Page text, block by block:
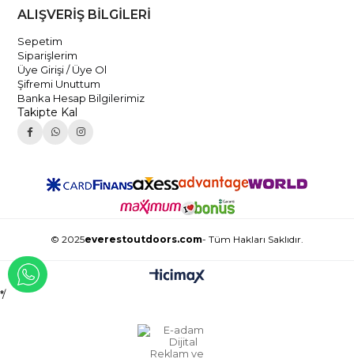
ALIŞVERİŞ BİLGİLERİ
Sepetim
Siparişlerim
Üye Girişi / Üye Ol
Şifremi Unuttum
Banka Hesap Bilgilerimiz
Takipte Kal
© 2025everestoutdoors.com- Tüm Hakları Saklıdır.
*/
WHATSAPP İLE İLETİŞİME GEÇ